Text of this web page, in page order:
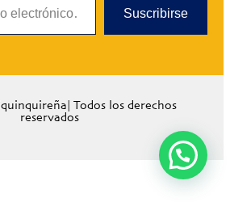
Suscribirse
Todos los derechos
reservados